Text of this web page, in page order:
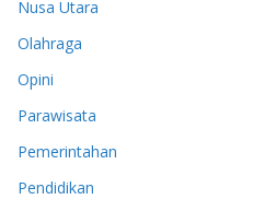
Nusa Utara
Olahraga
Opini
Parawisata
Pemerintahan
Pendidikan